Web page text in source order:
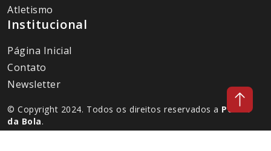
Atletismo
Institucional
Página Inicial
Contato
Newsletter
© Copyright 2024. Todos os direitos reservados a Portal
da Bola.